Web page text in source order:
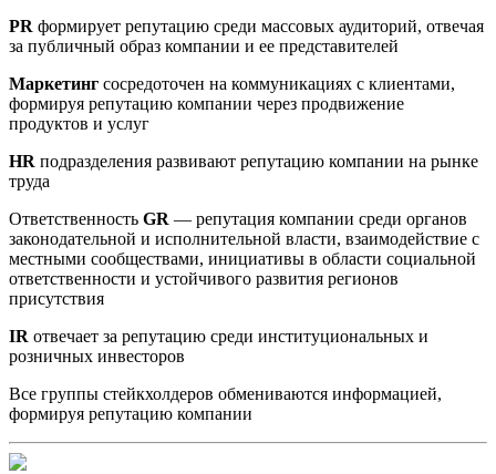
PR формирует репутацию среди массовых аудиторий, отвечая
за публичный образ компании и ее представителей
Маркетинг сосредоточен на коммуникациях с клиентами,
формируя репутацию компании через продвижение
продуктов и услуг
HR подразделения развивают репутацию компании на рынке
труда
Ответственность GR — репутация компании среди органов
законодательной и исполнительной власти, взаимодействие с
местными сообществами, инициативы в области социальной
ответственности и устойчивого развития регионов
присутствия
IR отвечает за репутацию среди институциональных и
розничных инвесторов
Все группы стейкхолдеров обмениваются информацией,
формируя репутацию компании